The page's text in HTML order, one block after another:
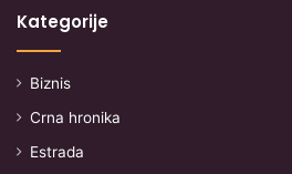
Kategorije
Biznis
Crna hronika
Estrada